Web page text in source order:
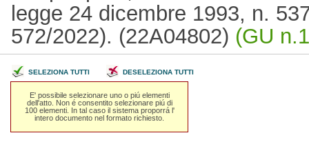
legge 24 dicembre 1993, n.
572/2022). (22A04802) (GU
SELEZIONA TUTTI DESELEZIONA TUTTI
E' possibile selezionare uno o piú elementi
dell'atto. Non é consentito selezionare piú di
100 elementi. In tal caso il sistema proporrá l'
intero documento nel formato richiesto.